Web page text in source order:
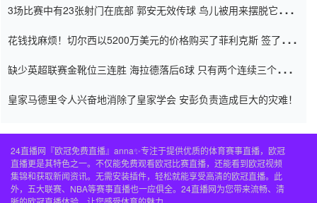
3场比赛中有23张射门在底部 郭安无效传球 鸟儿被用来摆脱它
花钱找麻烦！切尔西以5200万美元的价格购买了菲利克斯 签了7年
缺少英超联赛金靴位三连胜 海拉德落后6球 只有两个连续三个连续
皇家马德里令人兴奋地消除了皇家学会 安彭负责造成巨大的灾难！
24直播网『欧冠免费直播』anna✨专注于提供优质的体育赛事直播，欧冠
直播更是其特色之一。不仅能免费观看欧冠比赛直播，还能看到欧冠视频
集锦和获取新闻资讯。无需安装插件，轻松就能享受高清的欧冠直播。此
外，五大联赛、NBA等赛事直播也一应俱全。24直播网为您带来流畅、清